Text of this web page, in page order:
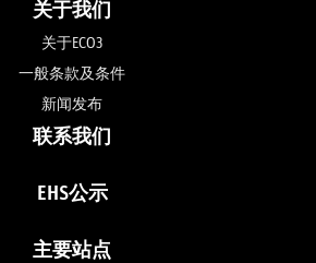
关于我们
关于ECO3
一般条款及条件
新闻发布
联系我们
EHS公示
主要站点